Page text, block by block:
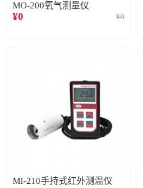
MO-200氧气测量仪
¥0 ¥0
MI-210手持式红外测温仪